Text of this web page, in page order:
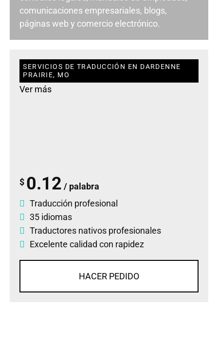
comunicaciones empresariales, blogs,
páginas web y comercio electrónico.
SERVICIOS DE TRADUCCIÓN EN DARDENNE
PRAIRIE, MO
Ver más
$ 0.12 / palabra
Traducción profesional
35 idiomas
Traductores nativos profesionales
Excelente calidad con rapidez
HACER PEDIDO